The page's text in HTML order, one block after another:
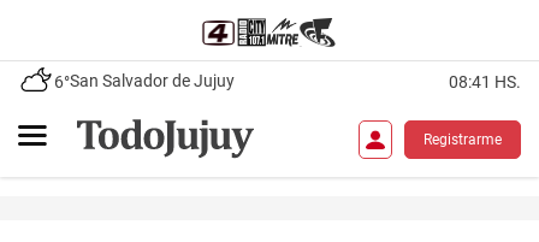
6°San Salvador de Jujuy 08:41 HS.
Registrarme